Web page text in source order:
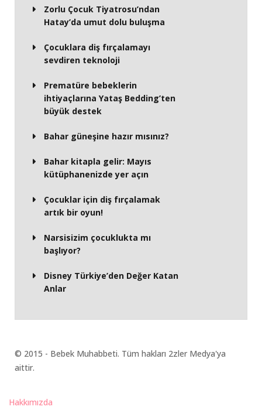
Zorlu Çocuk Tiyatrosu’ndan
Hatay’da umut dolu buluşma
Çocuklara diş fırçalamayı
sevdiren teknoloji
Prematüre bebeklerin
ihtiyaçlarına Yataş Bedding’ten
büyük destek
Bahar güneşine hazır mısınız?
Bahar kitapla gelir: Mayıs
kütüphanenizde yer açın
Çocuklar için diş fırçalamak
artık bir oyun!
Narsisizim çocuklukta mı
başlıyor?
Disney Türkiye’den Değer Katan
Anlar
© 2015 - Bebek Muhabbeti. Tüm hakları 2zler Medya'ya
aittir.
Hakkımızda